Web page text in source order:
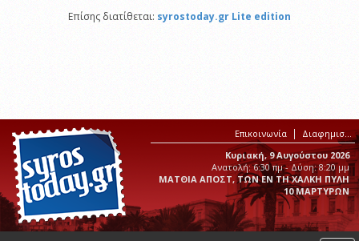
Επίσης διατίθεται: syrostoday.gr Lite edition
Επικοινωνία
Διαφημιστείτε στο syrostoday.gr
Κυριακή, 9 Αυγούστου 2026
Ανατολή: 6:30 πμ - Δύση: 8:20 μμ
ΜΑΤΘΙΑ ΑΠΟΣΤ, ΤΩΝ ΕΝ ΤΗ ΧΑΛΚΗ ΠΥΛΗ
10 ΜΑΡΤΥΡΩΝ